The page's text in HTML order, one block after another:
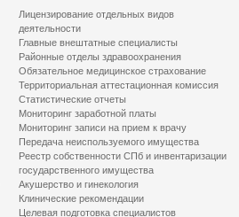
Лицензирование отдельных видов
деятельности
Главные внештатные специалисты
Районные отделы здравоохранения
Обязательное медицинское страхование
Территориальная аттестационная комиссия
Статистические отчеты
Мониторинг заработной платы
Мониторинг записи на прием к врачу
Передача неиспользуемого имущества
Реестр собственности СПб и инвентаризации
государственного имущества
Акушерство и гинекология
Клинические рекомендации
Целевая подготовка специалистов